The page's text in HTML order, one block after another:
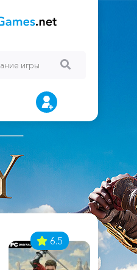
6.5